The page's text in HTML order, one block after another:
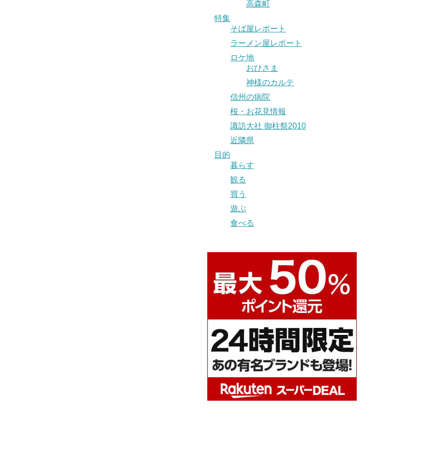
高森町
特集
そば屋レポート
ラーメン屋レポート
ロケ地
おひさま
神様のカルテ
信州の病院
桜・お花見情報
諏訪大社 御柱祭2010
近隣県
目的
暮らす
観る
買う
遊ぶ
食べる